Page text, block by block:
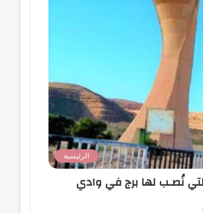
الرئيسية
نُصـب لها برج في وادي